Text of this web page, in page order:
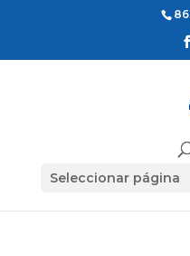
Seleccionar página